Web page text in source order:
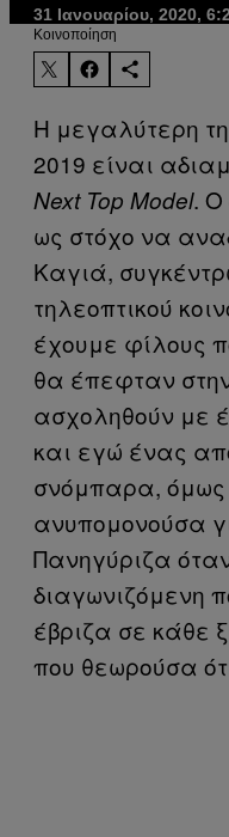
31 Ιανουαρίου, 2020,
Kοινοποίηση
Η μεγαλύτερη
2019 είναι
Next Top Model. Ο
ως στόχο να
Καγιά,
τηλεοπτικού
έχουμε φίλους
θα έπεφταν
ασχοληθούν με
και εγώ ένας
σνόμπαρα, όμως
ανυπομονούσα
Πανηγύριζα
διαγωνιζόμενη
έβριζα σε κάθε
που θεωρούσα